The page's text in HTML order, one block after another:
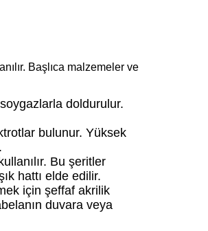
Başlıca malzemeler ve
doldurulur.
bulunur. Yüksek
Bu şeritler
hattı elde edilir.
için şeffaf akrilik
duvara veya